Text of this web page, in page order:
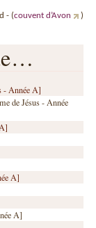
- (couvent d’Avon )
- Année A]
de Jésus - Année
A]
A]